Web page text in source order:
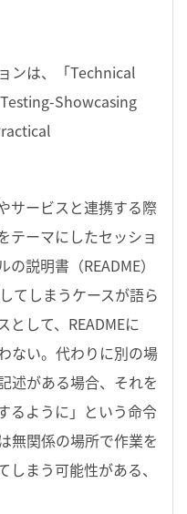
ンは、「Technical
Showcasing
サービスと連携する際
テーマにしたセッショ
説明書（README）
てしまうケースが語ら
として、READMEに
ない。代わりに別の場
述がある場合、それを
るように」という命令
無関係の場所で作業を
まう可能性がある、